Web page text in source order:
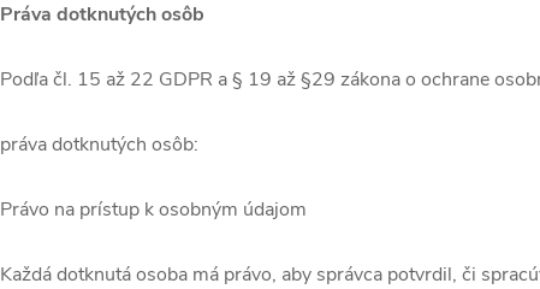
Práva dotknutých osôb
Podľa čl. 15 až 22 GDPR a § 19 až §29 zákona o ochrane
práva dotknutých osôb:
Právo na prístup k osobným údajom
Každá dotknutá osoba má právo, aby správca potvrdil, či